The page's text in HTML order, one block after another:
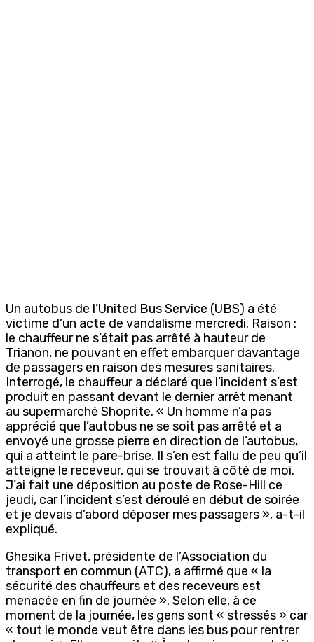
Un autobus de l’United Bus Service (UBS) a été
victime d’un acte de vandalisme mercredi. Raison :
le chauffeur ne s’était pas arrêté à hauteur de
Trianon, ne pouvant en effet embarquer davantage
de passagers en raison des mesures sanitaires.
Interrogé, le chauffeur a déclaré que l’incident s’est
produit en passant devant le dernier arrêt menant
au supermarché Shoprite. « Un homme n’a pas
apprécié que l’autobus ne se soit pas arrêté et a
envoyé une grosse pierre en direction de l’autobus,
qui a atteint le pare-brise. Il s’en est fallu de peu qu’il
atteigne le receveur, qui se trouvait à côté de moi.
J’ai fait une déposition au poste de Rose-Hill ce
jeudi, car l’incident s’est déroulé en début de soirée
et je devais d’abord déposer mes passagers », a-t-il
expliqué.
Ghesika Frivet, présidente de l’Association du
transport en commun (ATC), a affirmé que « la
sécurité des chauffeurs et des receveurs est
menacée en fin de journée ». Selon elle, à ce
moment de la journée, les gens sont « stressés » car
« tout le monde veut être dans les bus pour rentrer